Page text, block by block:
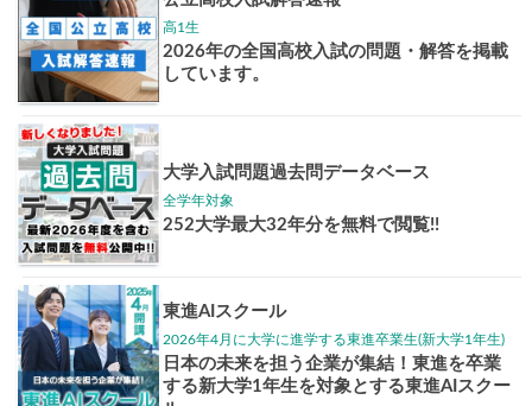
大学入試偏差値ランキング 現役合格